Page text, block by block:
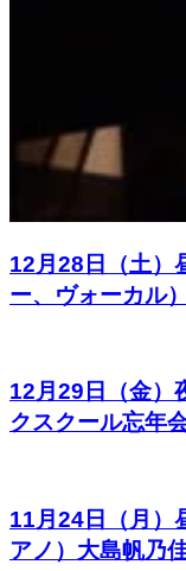
12月28日（土）
ー、ヴォーカル
12月29日（金）
クスクール忘年
11月24日（月）
アノ）大島帆乃